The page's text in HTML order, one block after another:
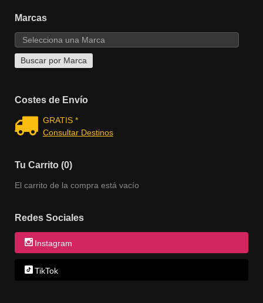
Marcas
Costes de Envío
GRATIS *
Consultar Destinos
Tu Carrito (0)
El carrito de la compra está vacío
Redes Sociales
Instagram
TikTok